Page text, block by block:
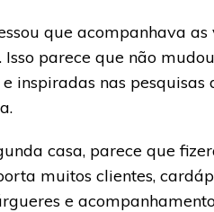
que acompanhava as
parece que não
inspiradas nas
casa, parece que
muitos clientes,
e